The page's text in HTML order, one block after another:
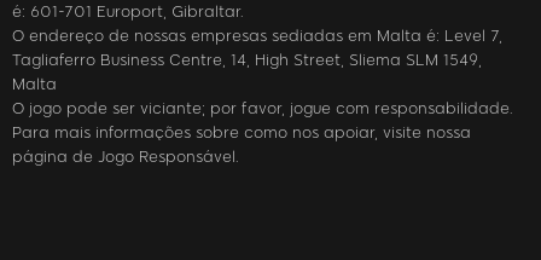
é: 601-701 Europort, Gibraltar.
O endereço de nossas empresas sediadas em Malta é: Level 7,
Tagliaferro Business Centre, 14, High Street, Sliema SLM 1549,
Malta
O jogo pode ser viciante; por favor, jogue com responsabilidade.
Para mais informações sobre como nos apoiar, visite nossa
página de Jogo Responsável.